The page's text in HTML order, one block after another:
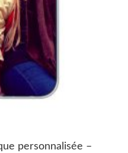
personnalisée –